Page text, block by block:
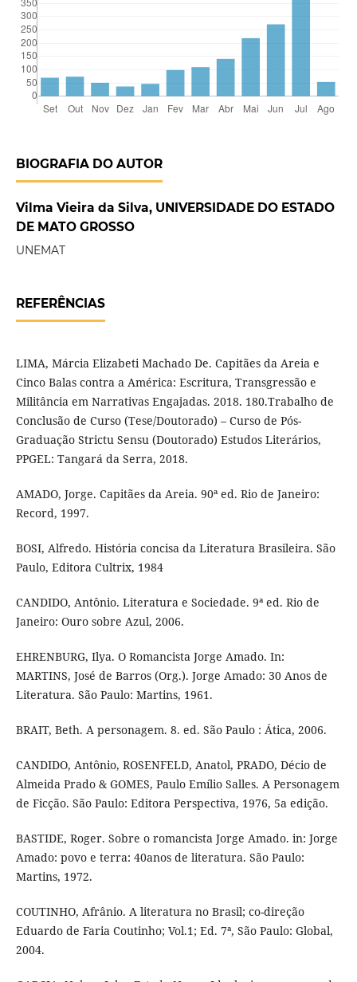
BIOGRAFIA DO AUTOR
Vilma Vieira da Silva, UNIVERSIDADE DO ESTADO
DE MATO GROSSO
UNEMAT
REFERÊNCIAS
LIMA, Márcia Elizabeti Machado De. Capitães da Areia e
Cinco Balas contra a América: Escritura, Transgressão e
Militância em Narrativas Engajadas. 2018. 180.Trabalho de
Conclusão de Curso (Tese/Doutorado) – Curso de Pós-
Graduação Strictu Sensu (Doutorado) Estudos Literários,
PPGEL: Tangará da Serra, 2018.
AMADO, Jorge. Capitães da Areia. 90ª ed. Rio de Janeiro:
Record, 1997.
BOSI, Alfredo. História concisa da Literatura Brasileira. São
Paulo, Editora Cultrix, 1984
CANDIDO, Antônio. Literatura e Sociedade. 9ª ed. Rio de
Janeiro: Ouro sobre Azul, 2006.
EHRENBURG, Ilya. O Romancista Jorge Amado. In:
MARTINS, José de Barros (Org.). Jorge Amado: 30 Anos de
Literatura. São Paulo: Martins, 1961.
BRAIT, Beth. A personagem. 8. ed. São Paulo : Ática, 2006.
CANDIDO, Antônio, ROSENFELD, Anatol, PRADO, Décio de
Almeida Prado & GOMES, Paulo Emílio Salles. A Personagem
de Ficção. São Paulo: Editora Perspectiva, 1976, 5a edição.
BASTIDE, Roger. Sobre o romancista Jorge Amado. in: Jorge
Amado: povo e terra: 40anos de literatura. São Paulo:
Martins, 1972.
COUTINHO, Afrânio. A literatura no Brasil; co-direção
Eduardo de Faria Coutinho; Vol.1; Ed. 7ª, São Paulo: Global,
2004.